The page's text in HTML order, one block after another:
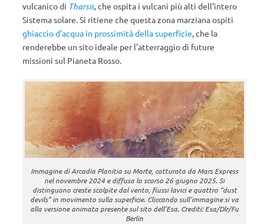
vulcanico di Tharsis,che ospita i vulcani più alti dell’intero
Sistema solare. Si ritiene che questa zona marziana ospiti
ghiaccio d’acqua in prossimità della superficie, che la
renderebbe un sito ideale per l’atterraggio di future
missioni sul Pianeta Rosso.
Immagine di Arcadia Planitia su Marte, catturata da Mars Express
nel novembre 2024 e diffusa lo scorso 26 giugno 2025. Si
distinguono creste scolpite dal vento, flussi lavici e quattro “dust
devils” in movimento sulla superficie. Cliccando sull’immagine si va
alla versione animata presente sul sito dell’Esa. Crediti: Esa/Dlr/Fu
Berlin